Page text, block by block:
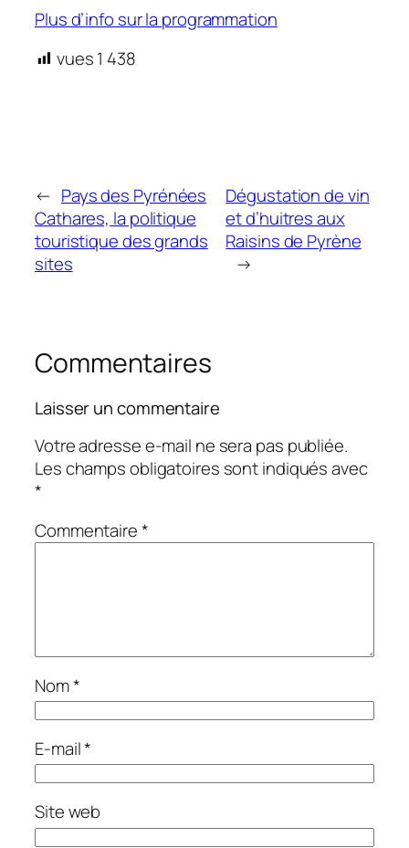
Plus d’info sur la programmation
vues1 438
← Pays des Pyrénées
Cathares, la politique
touristique des grands
sites
Dégustation de vin
et d’huitres aux
Raisins de Pyrène
→
Commentaires
Laisser un commentaire
Votre adresse e-mail ne sera pas publiée.
Les champs obligatoires sont indiqués avec
*
Commentaire*
Nom*
E-mail*
Site web